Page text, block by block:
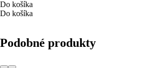
Do košíka
Do košíka
Podobné produkty